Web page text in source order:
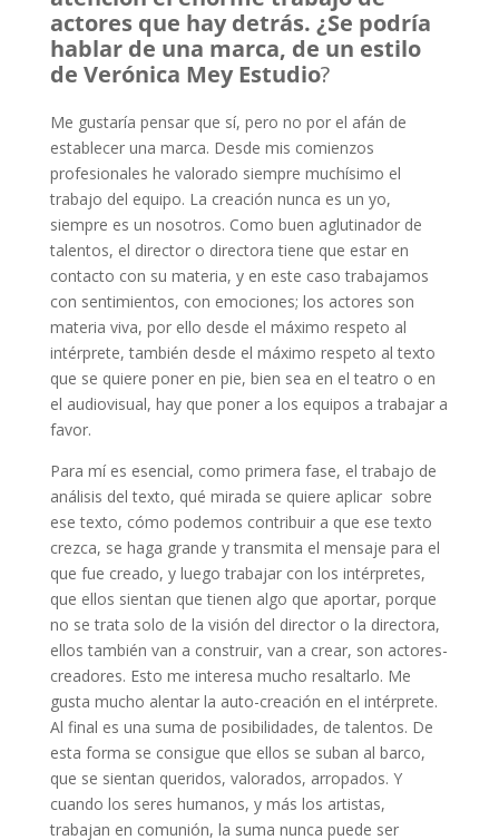
actores que haydetrás. ¿Se podría
hablar de una marca, de un estilo
de Verónica Mey Estudio?
Me gustaría pensar que sí, pero no por el afán de
establecer una marca. Desde mis comienzos
profesionales he valorado siempre muchísimo el
trabajo del equipo. La creación nunca es un yo,
siempre es un nosotros. Como buen aglutinador de
talentos, el director o directora tiene que estar en
contacto con su materia, y en este caso trabajamos
con sentimientos, con emociones; los actores son
materia viva, por ello desde el máximo respeto al
intérprete, también desde el máximo respeto al texto
que se quiere poner en pie, bien sea en el teatro o en
el audiovisual, hay que poner a los equipos a trabajar a
favor.
Para mí es esencial, como primera fase, el trabajo de
análisis del texto, qué mirada se quiere aplicar sobre
ese texto, cómo podemos contribuir a que ese texto
crezca, se haga grande y transmita el mensaje para el
que fue creado, y luego trabajar con los intérpretes,
que ellos sientan que tienen algo que aportar, porque
no se trata solo de la visión del director o la directora,
ellos también van a construir, van a crear, son actores-
creadores. Esto me interesa mucho resaltarlo. Me
gusta mucho alentar la auto-creación en el intérprete.
Al final es una suma de posibilidades, de talentos. De
esta forma se consigue que ellos se suban al barco,
que se sientan queridos, valorados, arropados. Y
cuando los seres humanos, y más los artistas,
trabajan en comunión, la suma nunca puede ser